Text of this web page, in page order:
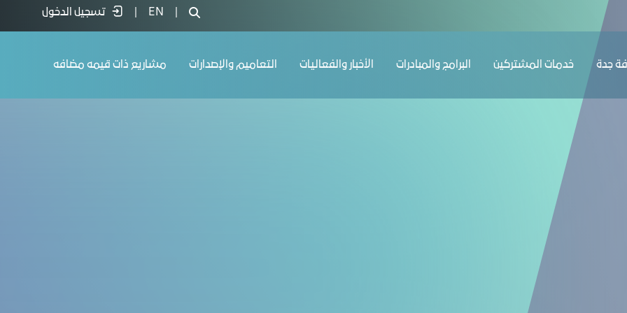
EN تسجيل الدخول
ﺟﺪة ﺧﺪﻣﺎت المشتركين البرامج والمبادرات الأخبار والفعاليات التعاميم والإصدارات مشاريع ذات قيمه مضافه